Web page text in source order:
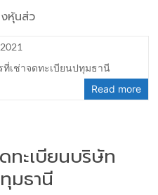
หุ้นส่ว
ที่เช่าจดทะเบียนปทุมธานี
Read more
ทะเบียนบริษัท
มธานี